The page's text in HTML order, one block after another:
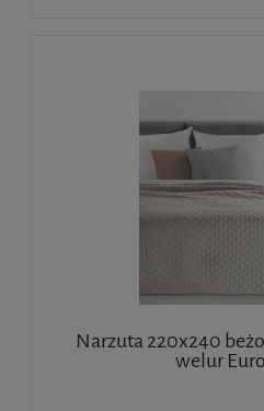
Narzuta 220x240
welur